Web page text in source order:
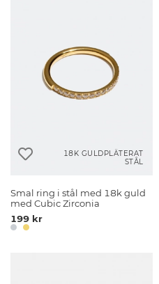
18K GULDPLÄTERAT
STÅL
Smal ring i stål med 18k guld
med Cubic Zirconia
199 kr